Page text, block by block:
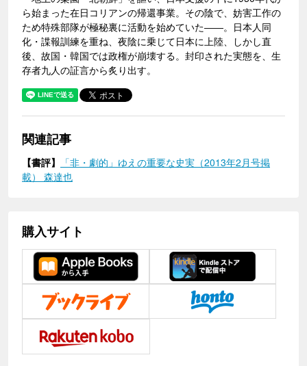
ら始まった在日コリアンの帰還事業。その陰で、妨害工作の
ため特殊部隊が極秘裏に活動を始めていた――。日本人同
化・諜報訓練を重ね、夜陰に乗じて日本に上陸、しかし直
後、故国・韓国では政権が崩壊する。封印された実態を、生
存者九人の証言から炙り出す。
関連記事
【書評】
「非・劇的」ゆえの重要な史実（2013年2月号掲
載） 森達也
購入サイト